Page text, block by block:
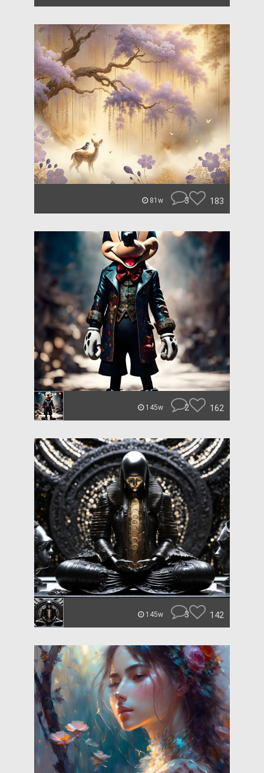
81w 3 183
145w 2 162
145w 3 142